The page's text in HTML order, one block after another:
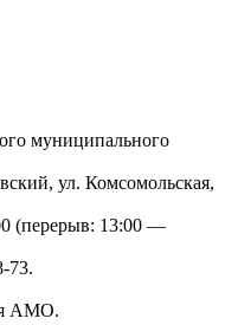
муниципального
ул. Комсомольская,
(перерыв: 13:00 —
73.
АМО.